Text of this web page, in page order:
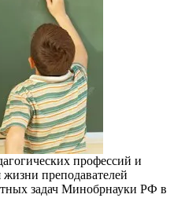
профессий и
преподавателей
задач Минобрнауки РФ в